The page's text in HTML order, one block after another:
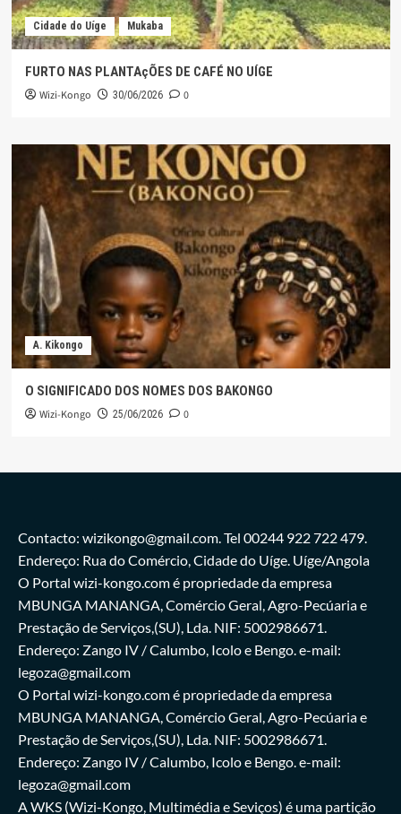
Cidade do Uíge Mukaba
FURTO NAS PLANTAçÕES DE CAFÉ NO UÍGE
Wizi-Kongo 30/06/2026 0
A. Kikongo
O SIGNIFICADO DOS NOMES DOS BAKONGO
Wizi-Kongo 25/06/2026 0
Contacto: wizikongo@gmail.com. Tel 00244 922 722 479.
Endereço: Rua do Comércio, Cidade do Uíge. Uíge/Angola
O Portal wizi-kongo.com é propriedade da empresa
MBUNGA MANANGA, Comércio Geral, Agro-Pecúaria e
Prestação de Serviços,(SU), Lda. NIF: 5002986671.
Endereço: Zango IV / Calumbo, Icolo e Bengo. e-mail:
legoza@gmail.com
O Portal wizi-kongo.com é propriedade da empresa
MBUNGA MANANGA, Comércio Geral, Agro-Pecúaria e
Prestação de Serviços,(SU), Lda. NIF: 5002986671.
Endereço: Zango IV / Calumbo, Icolo e Bengo. e-mail:
legoza@gmail.com
A WKS (Wizi-Kongo, Multimédia e Seviços) é uma partição